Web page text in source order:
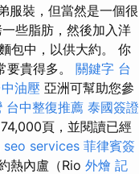
服裝，但當然是一個很
些脂肪，然後加入洋
包中，以供大約。 你
貴得多。 關鍵字 台
油壓 亞洲可幫助您參
台中整復推薦 泰國簽證
頁，並閱讀已經
seo services 菲律賓簽
熱內盧（Rio 外燴 記